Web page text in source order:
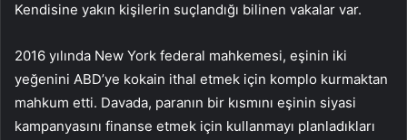
Kendisine yakın kişilerin suçlandığı bilinen vakalar var.
2016 yılında New York federal mahkemesi, eşinin iki
yeğenini ABD’ye kokain ithal etmek için komplo kurmaktan
mahkum etti. Davada, paranın bir kısmını eşinin siyasi
kampanyasını finanse etmek için kullanmayı planladıkları